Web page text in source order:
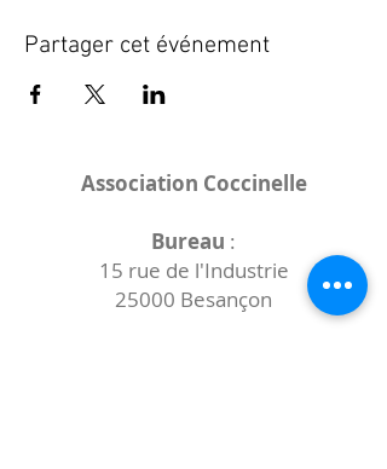
Partager cet événement
Association Coccinelle
Bureau :
15 rue de l'Industrie
25000 Besançon